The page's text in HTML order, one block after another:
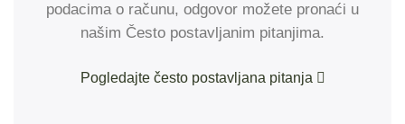
podacima o računu, odgovor možete pronaći u
našim Često postavljanim pitanjima.
Pogledajte često postavljana pitanja